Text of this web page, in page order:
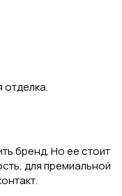
бренд. Но ее стоит
для премиальной